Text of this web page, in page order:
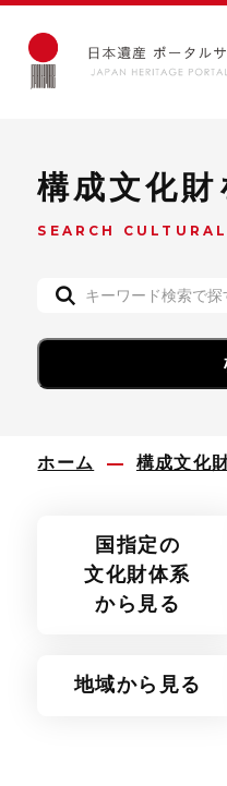
構成文化財
SEARCH
ホーム 構成文化
国指定の
文化財体系
から見る
地域から見る